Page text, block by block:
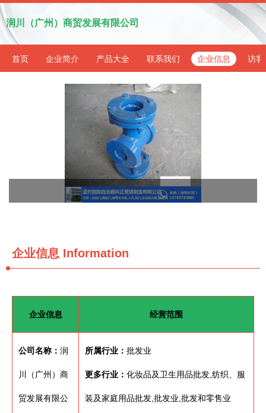
润川（广州）商贸发展有限公司
首页 企业简介 产品大全 联系我们 企业信息 访客
企业信息 Information
企业信息 经营范围
公司名称： 润
川（广州）商
贸发展有限公
所属行业： 批发业
更多行业： 化妆品及卫生用品批发,纺织、服
装及家庭用品批发,批发业,批发和零售业